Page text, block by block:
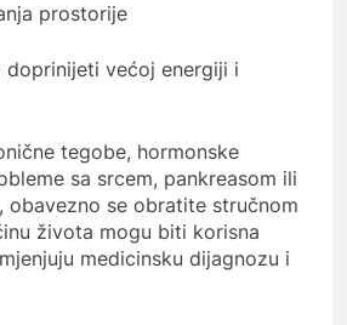
prostorije
doprinijeti većoj energiji i
tegobe, hormonske
sa srcem, pankreasom ili
obavezno se obratite stručnom
života mogu biti korisna
medicinsku dijagnozu i